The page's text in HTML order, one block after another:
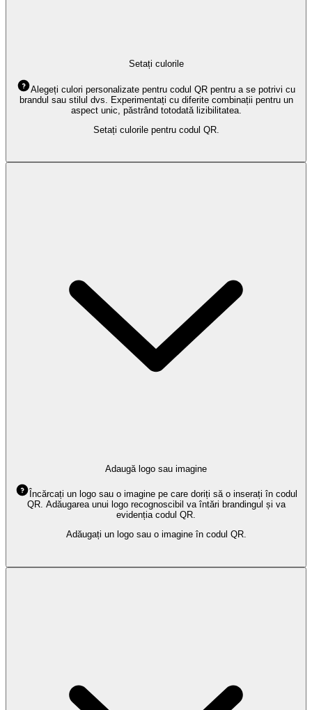
Setați culorile
Alegeți culori personalizate pentru codul QR pentru a se potrivi cu
brandul sau stilul dvs. Experimentați cu diferite combinații pentru un
aspect unic, păstrând totodată lizibilitatea.
Setați culorile pentru codul QR.
Adaugă logo sau imagine
Încărcați un logo sau o imagine pe care doriți să o inserați în codul
QR. Adăugarea unui logo recognoscibil va întări brandingul și va
evidenția codul QR.
Adăugați un logo sau o imagine în codul QR.